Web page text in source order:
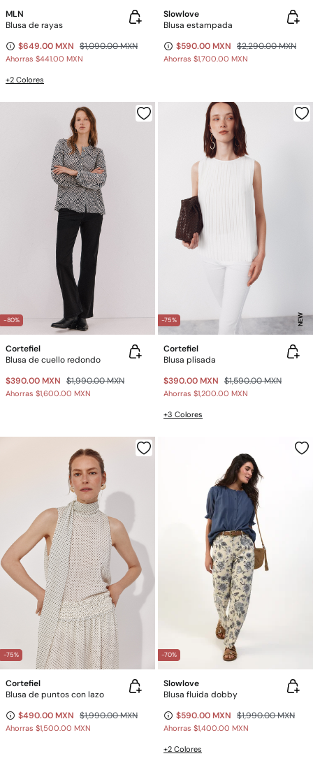
MLN
Blusa de rayas
$649.00 MXN $1,090.00 MXN
Ahorras $441.00 MXN
+2 Colores
Slowlove
Blusa estampada
$590.00 MXN $2,290.00 MXN
Ahorras $1,700.00 MXN
-80%
Cortefiel
Blusa de cuello redondo
$390.00 MXN $1,990.00 MXN
Ahorras $1,600.00 MXN
-75% NEW
Cortefiel
Blusa plisada
$390.00 MXN $1,590.00 MXN
Ahorras $1,200.00 MXN
+3 Colores
-75%
Cortefiel
Blusa de puntos con lazo
$490.00 MXN $1,990.00 MXN
Ahorras $1,500.00 MXN
-70%
Slowlove
Blusa fluida dobby
$590.00 MXN $1,990.00 MXN
Ahorras $1,400.00 MXN
+2 Colores